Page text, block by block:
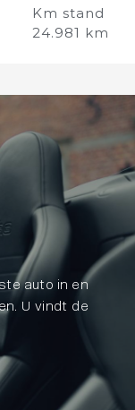
Km stand
24.981 km
auto in en
U vindt de